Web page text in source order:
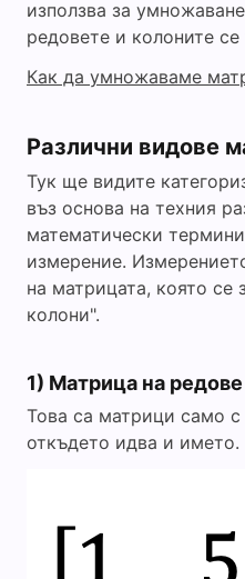
използва за
редовете и колоните
Как да умножаваме
Различни видове
Тук ще видите
въз основа на техния
математически
измерение.
на матрицата, която се
колони".
1) Матрица на
Това са матрици само
откъдето идва и името.